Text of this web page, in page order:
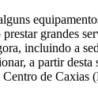
grandes
incluindo a
a partir desta
de Caxias